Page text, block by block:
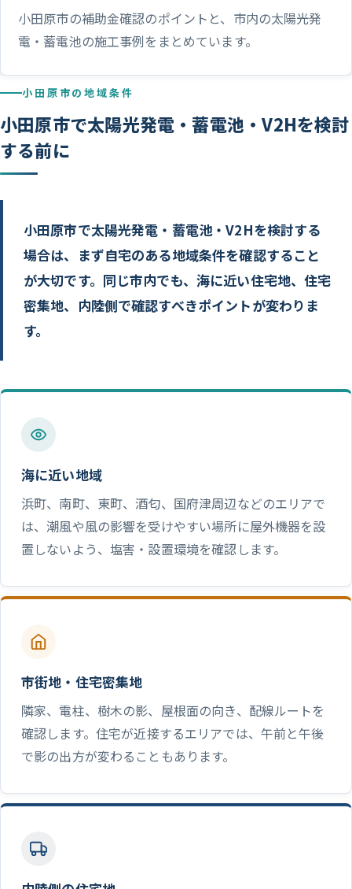
小田原市の補助金確認のポイントと、市内の太陽光発
電・蓄電池の施工事例をまとめています。
小田原市の地域条件
小田原市で太陽光発電・蓄電池・V2Hを検討
する前に
小田原市で太陽光発電・蓄電池・V2Hを検討する
場合は、まず自宅のある地域条件を確認すること
が大切です。同じ市内でも、海に近い住宅地、住宅
密集地、内陸側で確認すべきポイントが変わりま
す。
海に近い地域
浜町、南町、東町、酒匂、国府津周辺などのエリアで
は、潮風や風の影響を受けやすい場所に屋外機器を設
置しないよう、塩害・設置環境を確認します。
市街地・住宅密集地
隣家、電柱、樹木の影、屋根面の向き、配線ルートを
確認します。住宅が近接するエリアでは、午前と午後
で影の出方が変わることもあります。